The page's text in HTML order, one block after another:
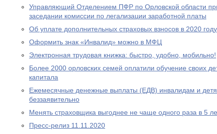
Управляющий Отделением ПФР по Орловской области
заседании комиссии по легализации заработной платы
Об уплате дополнительных страховых взносов в 2020 году
Оформить знак «Инвалид» можно в МФЦ
Электронная трудовая книжка: быстро, удобно, мобильно!
Более 2000 орловских семей оплатили обучение своих
капитала
Ежемесячные денежные выплаты (ЕДВ) инвалидам и
беззаявительно
Менять страховщика выгоднее не чаще одного раза в 5
Пресс-релиз 11.11.2020